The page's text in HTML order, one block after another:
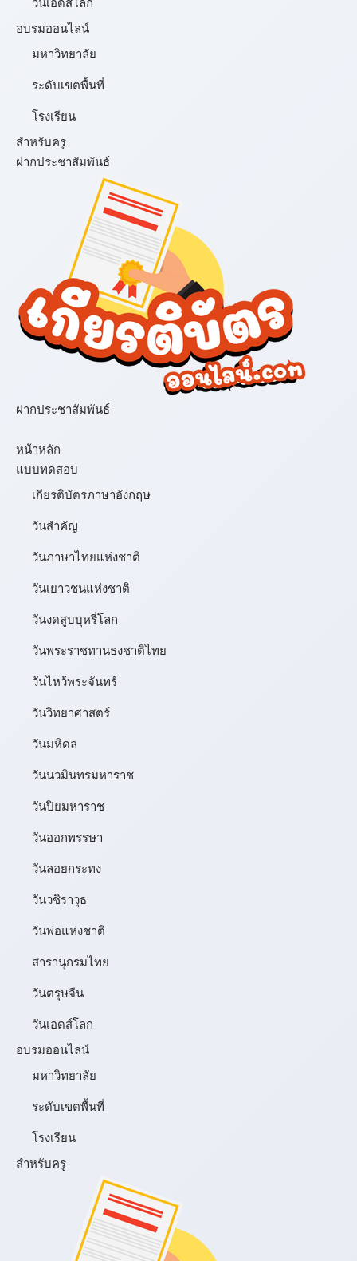
วันเอดส์โลก
อบรมออนไลน์
มหาวิทยาลัย
ระดับเขตพื้นที่
โรงเรียน
สำหรับครู
ฝากประชาสัมพันธ์
ฝากประชาสัมพันธ์
หน้าหลัก
แบบทดสอบ
เกียรติบัตรภาษาอังกฤษ
วันสำคัญ
วันภาษาไทยแห่งชาติ
วันเยาวชนแห่งชาติ
วันงดสูบบุหรี่โลก
วันพระราชทานธงชาติไทย
วันไหว้พระจันทร์​
วันวิทยาศาสตร์
วันมหิดล
วันนวมินทรมหาราช
วันปิยมหาราช
วันออกพรรษา
วันลอยกระทง
วันวชิราวุธ
วันพ่อแห่งชาติ
สารานุกรมไทย
วันตรุษจีน
วันเอดส์โลก
อบรมออนไลน์
มหาวิทยาลัย
ระดับเขตพื้นที่
โรงเรียน
สำหรับครู